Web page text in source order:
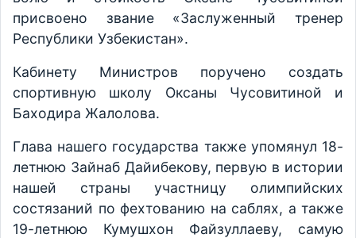
присвоено звание «Заслуженный тренер
Республики Узбекистан».
Кабинету Министров поручено создать
спортивную школу Оксаны Чусовитиной и
Баходира Жалолова.
Глава нашего государства также упомянул 18-
летнюю Зайнаб Дайибекову, первую в истории
нашей страны участницу олимпийских
состязаний по фехтованию на саблях, а также
19-летнюю Кумушхон Файзуллаеву, самую